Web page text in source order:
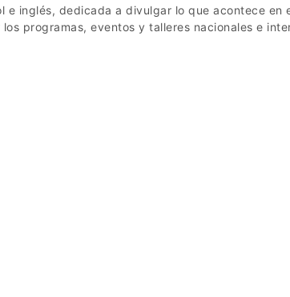
e inglés, dedicada a divulgar lo que acontece en
programas, eventos y talleres nacionales e